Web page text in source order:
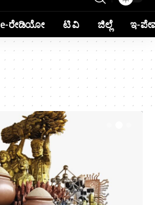
e-ರೇಡಿಯೋ ಟಿ ವಿ ಜಿಲ್ಲೆ ಇ-